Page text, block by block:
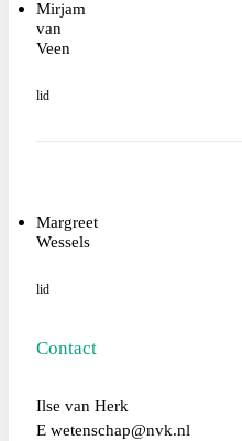
Mirjam
van
Veen
lid
Margreet
Wessels
lid
Contact
Ilse van Herk
E wetenschap@nvk.nl